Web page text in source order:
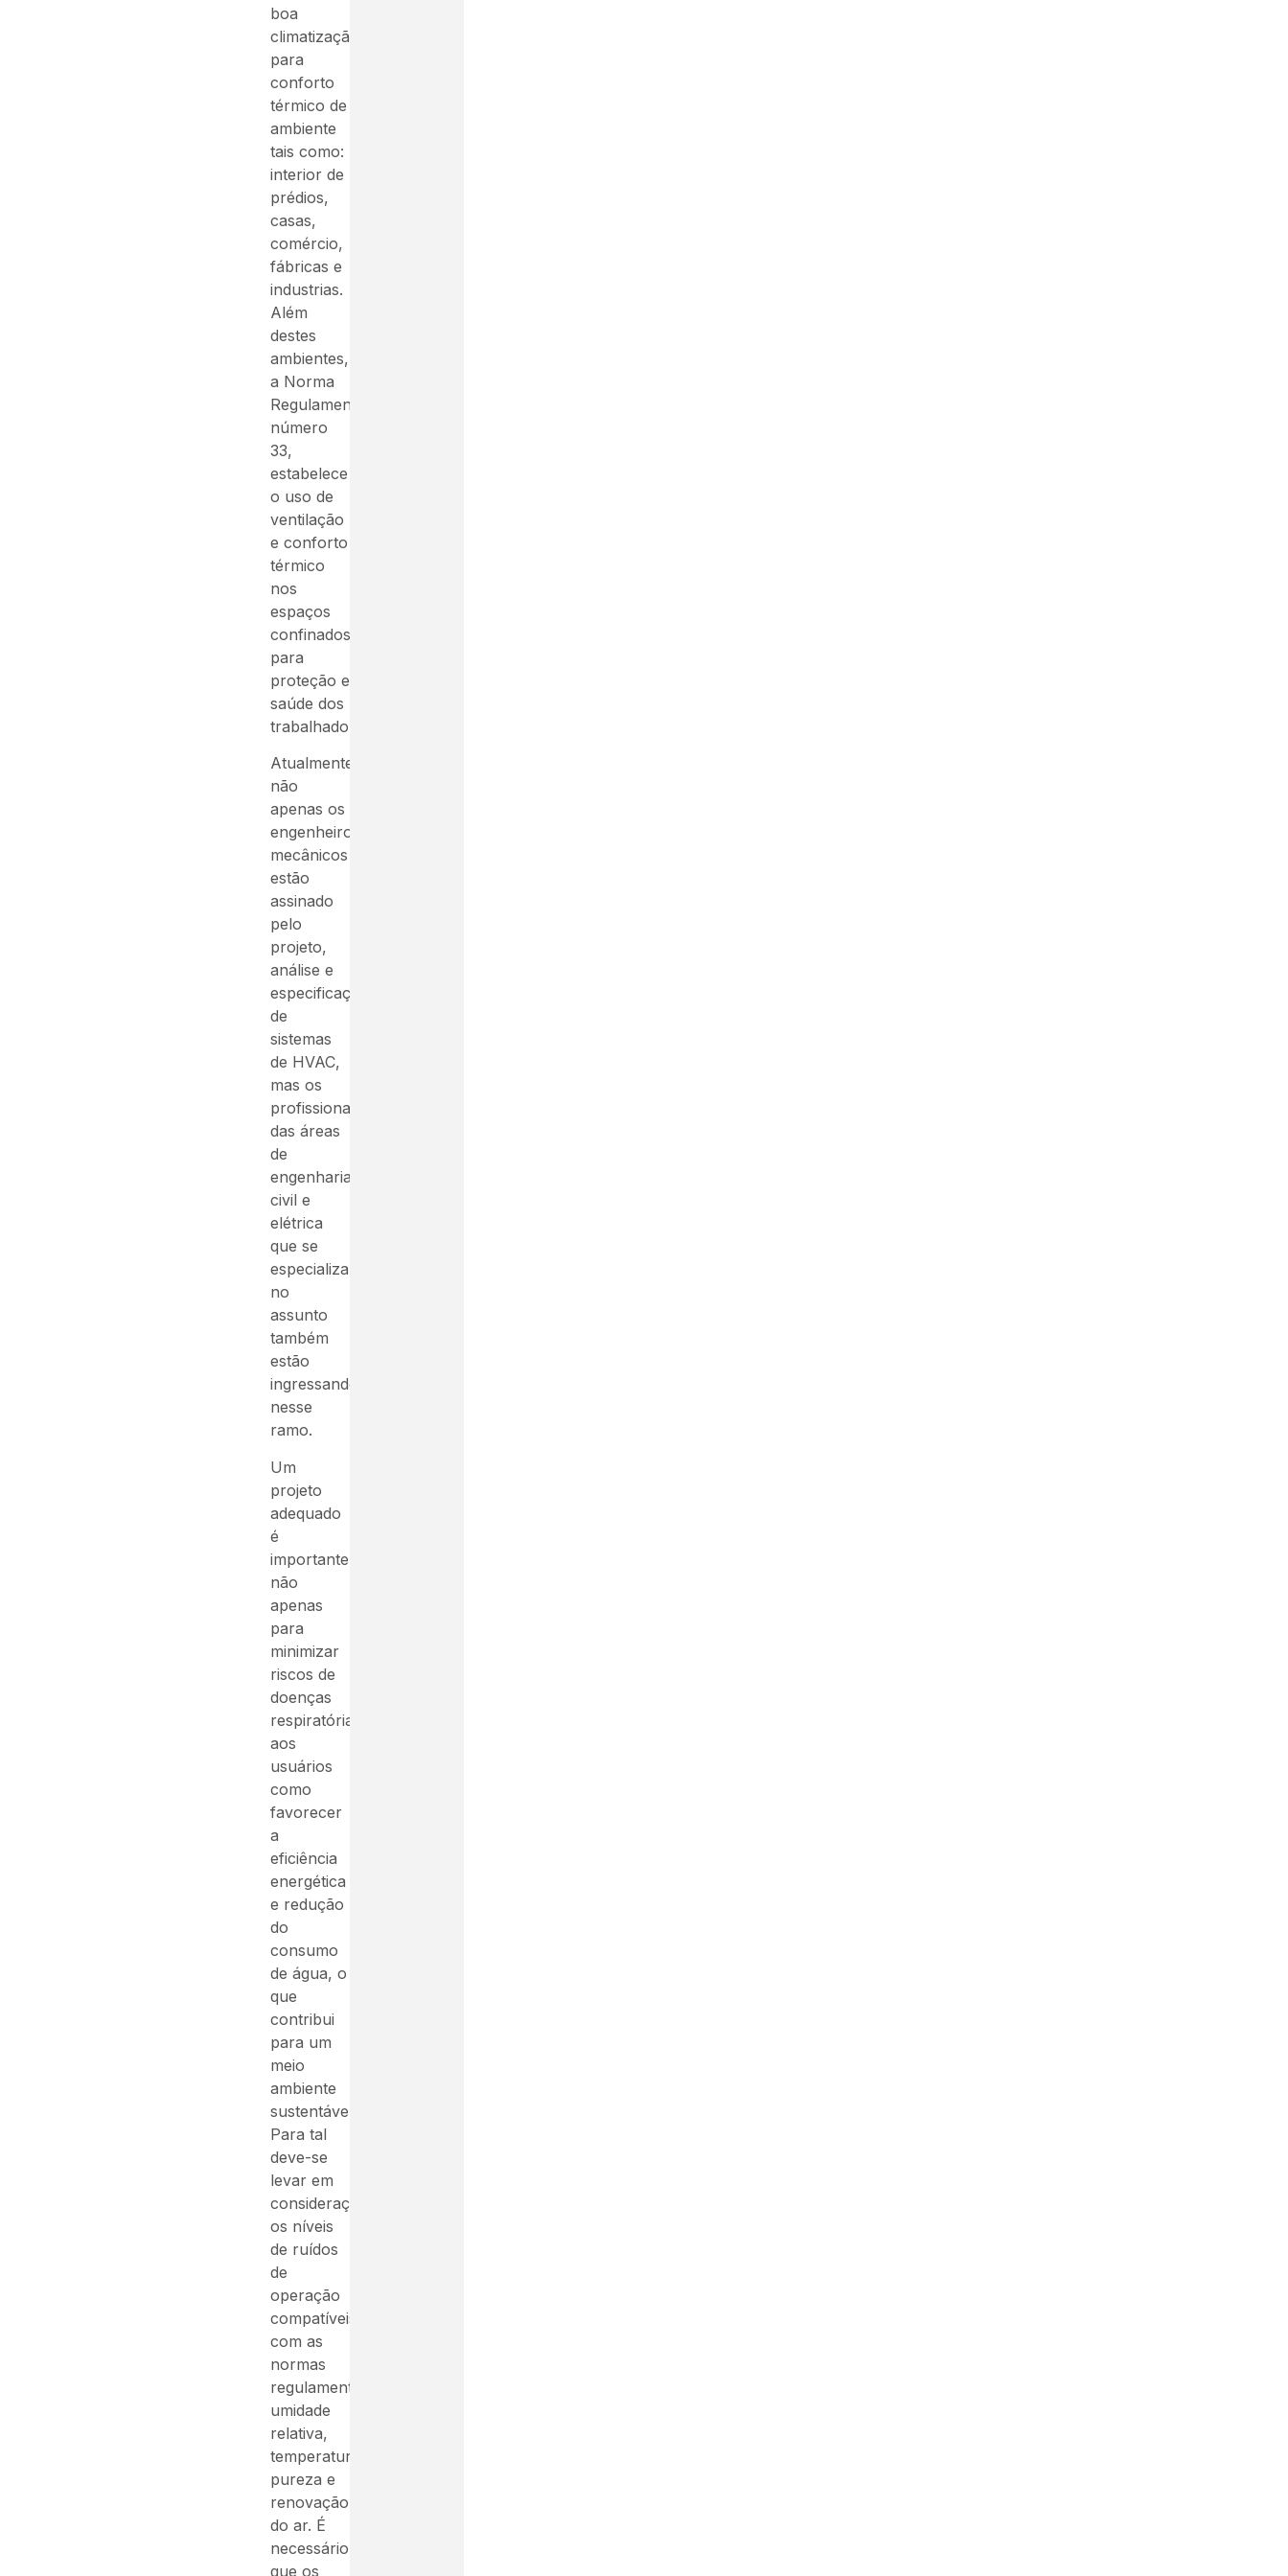
boa
climatização
para
conforto
térmico de
ambiente
tais como:
interior de
prédios,
casas,
comércio,
fábricas e
industrias.
Além
destes
ambientes,
a Norma
Regulamentadora
número
33,
estabelece
o uso de
ventilação
e conforto
térmico
nos
espaços
confinados
para
proteção e
saúde dos
trabalhadores.
Atualmente,
não
apenas os
engenheiros
mecânicos
estão
assinado
pelo
projeto,
análise e
especificação
de
sistemas
de HVAC,
mas os
profissionais
das áreas
de
engenharia
civil e
elétrica
que se
especializaram
no
assunto
também
estão
ingressando
nesse
ramo.
Um
projeto
adequado
é
importante
não
apenas
para
minimizar
riscos de
doenças
respiratórias
aos
usuários
como
favorecer
a
eficiência
energética
e redução
do
consumo
de água, o
que
contribui
para um
meio
ambiente
sustentável.
Para tal
deve-se
levar em
consideração
os níveis
de ruídos
de
operação
compatíveis
com as
normas
regulamentadoras,
umidade
relativa,
temperatura,
pureza e
renovação
do ar. É
necessário
que os